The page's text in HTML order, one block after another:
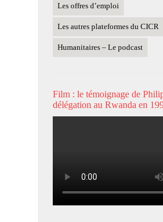
Les offres d’emploi
Les autres plateformes du CICR
Humanitaires – Le podcast
Film : le témoignage de
délégation au Rwanda en